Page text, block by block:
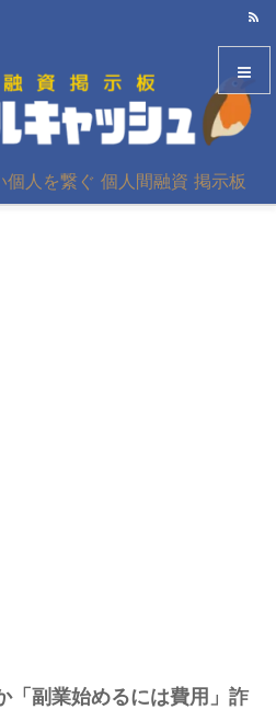
人を繋ぐ 個人間融資 掲示板
「副業始めるには費用」詐